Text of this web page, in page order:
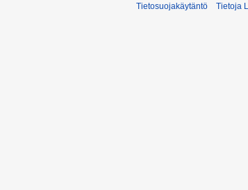
Tietosuojakäytäntö Tietoja